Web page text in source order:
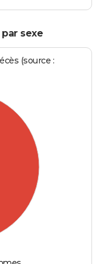
sexe
(source :